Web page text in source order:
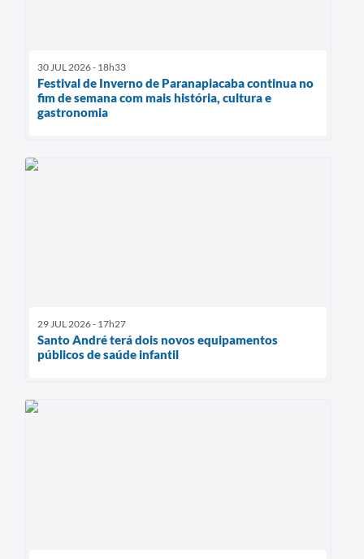
30 JUL 2026 - 18h33
Festival de Inverno de Paranapiacaba continua no
fim de semana com mais história, cultura e
gastronomia
29 JUL 2026 - 17h27
Santo André terá dois novos equipamentos
públicos de saúde infantil